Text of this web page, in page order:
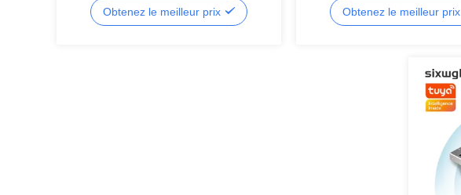
Obtenez le meilleur prix
Obtenez le meilleur prix